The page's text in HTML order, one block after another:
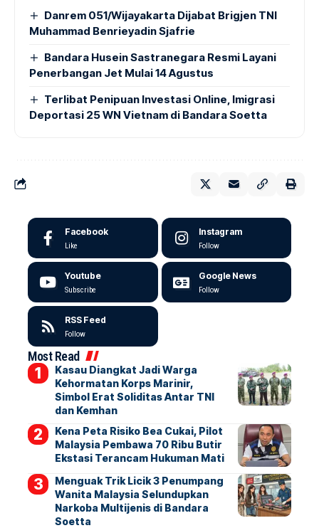
Danrem 051/Wijayakarta Dijabat Brigjen TNI
Muhammad Benrieyadin Sjafrie
Bandara Husein Sastranegara Resmi Layani
Penerbangan Jet Mulai 14 Agustus
Terlibat Penipuan Investasi Online, Imigrasi
Deportasi 25 WN Vietnam di Bandara Soetta
Facebook
Like
Instagram
Follow
Youtube
Subscribe
Google News
Follow
RSS Feed
Follow
Most Read
Kasau Diangkat Jadi Warga
Kehormatan Korps Marinir,
Simbol Erat Soliditas Antar TNI
dan Kemhan
Kena Peta Risiko Bea Cukai, Pilot
Malaysia Pembawa 70 Ribu Butir
Ekstasi Terancam Hukuman Mati
Menguak Trik Licik 3 Penumpang
Wanita Malaysia Selundupkan
Narkoba Multijenis di Bandara
Soetta